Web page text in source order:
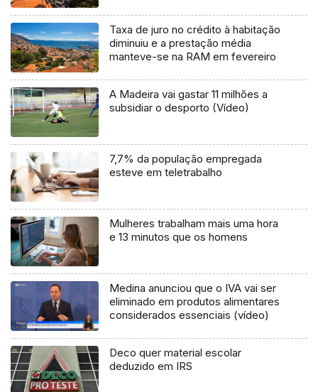
Taxa de juro no crédito à habitação
diminuiu e a prestação média
manteve-se na RAM em fevereiro
A Madeira vai gastar 11 milhões a
subsidiar o desporto (Vídeo)
7,7% da população empregada
esteve em teletrabalho
Mulheres trabalham mais uma hora
e 13 minutos que os homens
Medina anunciou que o IVA vai ser
eliminado em produtos alimentares
considerados essenciais (vídeo)
Deco quer material escolar
deduzido em IRS